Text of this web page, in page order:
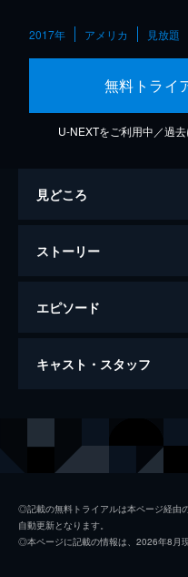
2017年 アメリカ 見放題
無料トライ
U-NEXTをご利用中／過
見どころ
ストーリー
エピソード
ダウンサイズ
キャスト・スタッフ
◎記載の無料トライアルは本ページ経由
自動更新となります。
◎本ページに記載の情報は、2026年8月現